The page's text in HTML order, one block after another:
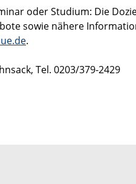
oder Studium: Die
sowie nähere
.
Tel. 0203/379-2429